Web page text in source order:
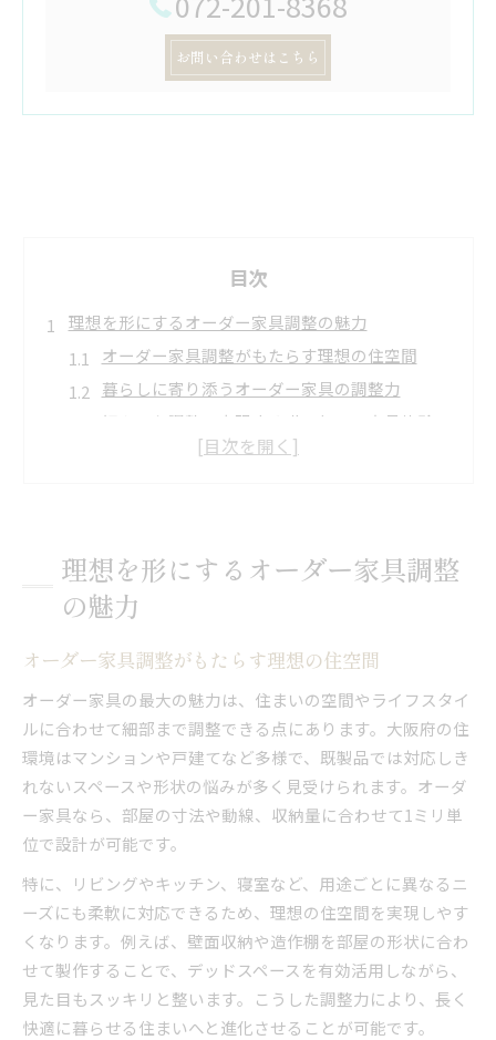
お問い合わせはこちら
目次
理想を形にするオーダー家具調整の魅力
オーダー家具調整がもたらす理想の住空間
暮らしに寄り添うオーダー家具の調整力
細やかな調整で実現する唯一無二の家具体験
空間に合わせたオーダー家具の魅力的な活用法
オーダー家具選びで大切な調整と相談の流れ
暮らしに合うオーダー家具調整の考え方
収納効率アップを目指す家具調整の実践法
カントリー家具も選べるオーダー家具の魅力
スペース活用に役立つ家具調整手法
オーダー家具調整で限られた空間を有効活用
キッチンや洗面台にも対応する家具調整術
家具リメイクにも活かせる調整のアイデア
オーダー家具で叶える収納と配置の最適解
空間を広げるオーダー家具調整の工夫
オーダー家具で叶える快適な大阪府の空間
オーダー家具調整で大阪府の快適空間を創造
安いオーダー家具でも叶う理想の住まい
理想を形にするオーダー家具調整
の魅力
オーダー家具調整がもたらす理想の住空間
オーダー家具の最大の魅力は、住まいの空間やライフスタイ
ルに合わせて細部まで調整できる点にあります。大阪府の住
環境はマンションや戸建てなど多様で、既製品では対応しき
れないスペースや形状の悩みが多く見受けられます。オーダ
ー家具なら、部屋の寸法や動線、収納量に合わせて1ミリ単
位で設計が可能です。
特に、リビングやキッチン、寝室など、用途ごとに異なるニ
ーズにも柔軟に対応できるため、理想の住空間を実現しやす
くなります。例えば、壁面収納や造作棚を部屋の形状に合わ
せて製作することで、デッドスペースを有効活用しながら、
見た目もスッキリと整います。こうした調整力により、長く
快適に暮らせる住まいへと進化させることが可能です。